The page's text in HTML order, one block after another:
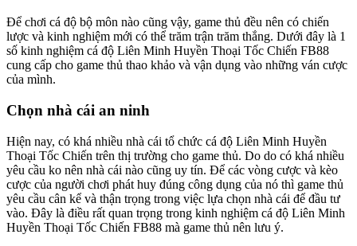
Để chơi cá độ bộ môn nào cũng vậy, game thủ đều nên có chiến
lược và kinh nghiệm mới có thể trăm trận trăm thắng. Dưới đây là 1
số kinh nghiệm cá độ Liên Minh Huyền Thoại Tốc Chiến FB88
cung cấp cho game thủ thao khảo và vận dụng vào những ván cược
của mình.
Chọn nhà cái an ninh
Hiện nay, có khá nhiều nhà cái tổ chức cá độ Liên Minh Huyền
Thoại Tốc Chiến trên thị trường cho game thủ. Do do có khá nhiều
yêu cầu ko nên nhà cái nào cũng uy tín. Để các vòng cược và kèo
cược của người chơi phát huy đúng công dụng của nó thì game thủ
yêu cầu cân kể và thận trọng trong việc lựa chọn nhà cái để đầu tư
vào. Đây là điều rất quan trọng trong kinh nghiệm cá độ Liên Minh
Huyền Thoại Tốc Chiến FB88 mà game thủ nên lưu ý.